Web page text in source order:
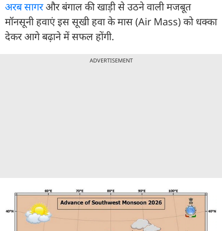
अरब सागरऔर बंगाल की खाड़ी से उठने वाली मजबूत
मॉनसूनी हवाएं इस सूखी हवा के मास (Air Mass) को धक्का
देकर आगे बढ़ाने में सफल होंगी.
ADVERTISEMENT